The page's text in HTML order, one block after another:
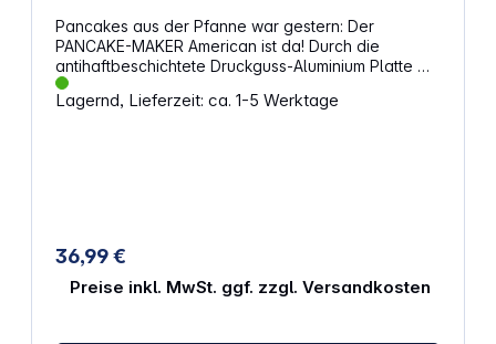
Pancakes aus der Pfanne war gestern: Der
PANCAKE-MAKER American ist da! Durch die
antihaftbeschichtete Druckguss-Aluminium Platte mit
einem Durchmesser von knapp 14 cm können
leckere Pancakes fettarm zubereitet werden. Über
kommen nicht zu kurz – der PANCAKE-MAKER
American ist auch für Low-Carb Pancakes geeignet.
Merkmale: Pancake-Maker für 2 Original American
Lagernd, Lieferzeit: ca. 1-5 Werktage
36,99 €
Preise inkl. MwSt. ggf. zzgl. Versandkosten